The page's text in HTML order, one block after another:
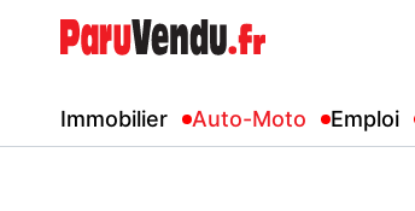
Immobilier Auto-Moto Emploi